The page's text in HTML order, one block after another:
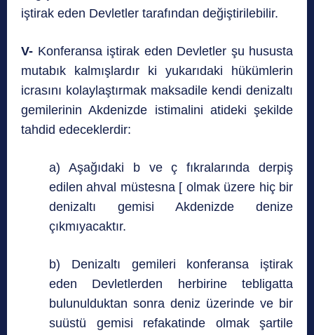
iştirak eden Devletler tarafından değiştirilebilir.
V- Konferansa iştirak eden Devletler şu hususta
mutabık kalmışlardır ki yukarıdaki hükümlerin
icrasını kolaylaştırmak maksadile kendi denizaltı
gemilerinin Akdenizde istimalini atideki şekilde
tahdid edeceklerdir:
a) Aşağıdaki b ve ç fıkralarında derpiş
edilen ahval müstesna [ olmak üzere hiç bir
denizaltı gemisi Akdenizde denize
çıkmıyacaktır.
b) Denizaltı gemileri konferansa iştirak
eden Devletlerden herbirine tebligatta
bulunulduktan sonra deniz üzerinde ve bir
suüstü gemisi refakatinde olmak şartile